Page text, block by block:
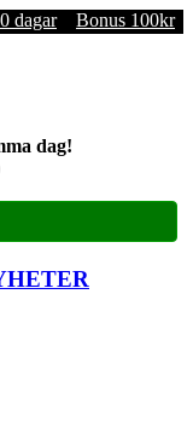
dagar Bonus 100kr
dag!